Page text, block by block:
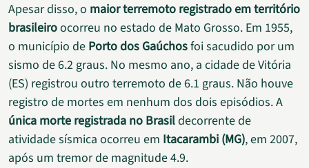
Apesar disso, o maior terremoto registrado em território
brasileiroocorreu no estado de Mato Grosso. Em 1955,
o município de Porto dos Gaúchosfoi sacudido por um
sismo de 6.2 graus. No mesmo ano, a cidade de Vitória
(ES) registrou outro terremoto de 6.1 graus. Não houve
registro de mortes em nenhum dos dois episódios. A
única morte registrada no Brasildecorrente de
atividade sísmica ocorreu em Itacarambi (MG), em 2007,
após um tremor de magnitude 4.9.